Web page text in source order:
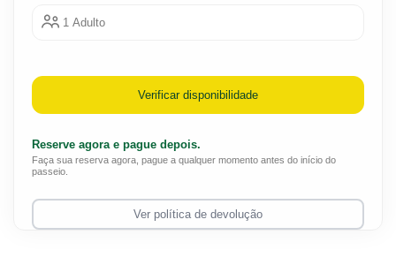
1 Adulto
Verificar disponibilidade
Reserve agora e pague depois.
Faça sua reserva agora, pague a qualquer momento antes do início do
passeio.
Ver política de devolução